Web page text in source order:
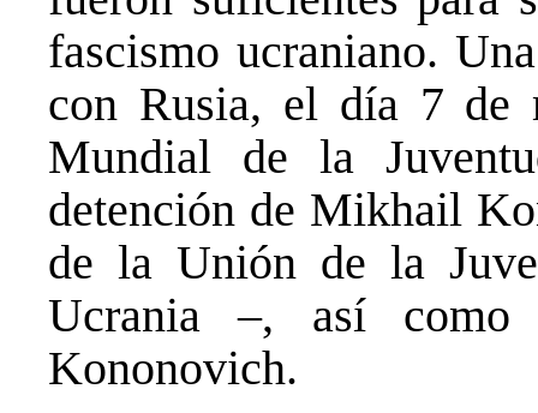
fascismo ucraniano.
con Rusia, el día 7 de
Mundial de la
detención de Mikhail
de la Unión de la
Ucrania –, así como
Kononovich.